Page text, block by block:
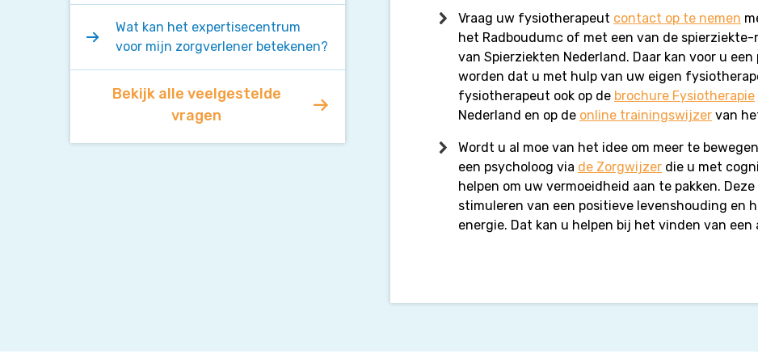
Vraag uw fysiotherapeut contact op te nemen
het Radboudumc of met een van de
van Spierziekten Nederland. Daar kan voor u
worden dat u met hulp van uw eigen
fysiotherapeut ook op de brochure Fysiotherapie
Nederland en op de online trainingswijzer van
Wordt u al moe van het idee om meer te
een psycholoog via de Zorgwijzer die u met
helpen om uw vermoeidheid aan te pakken.
stimuleren van een positieve levenshouding en
energie. Dat kan u helpen bij het vinden van
Wat kan het expertisecentrum
voor mijn zorgverlener betekenen?
Bekijk alle veelgestelde
vragen